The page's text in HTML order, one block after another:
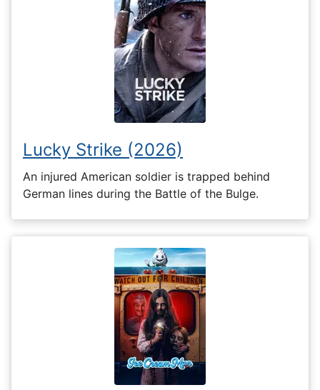
Lucky Strike (2026)
An injured American soldier is trapped behind
German lines during the Battle of the Bulge.